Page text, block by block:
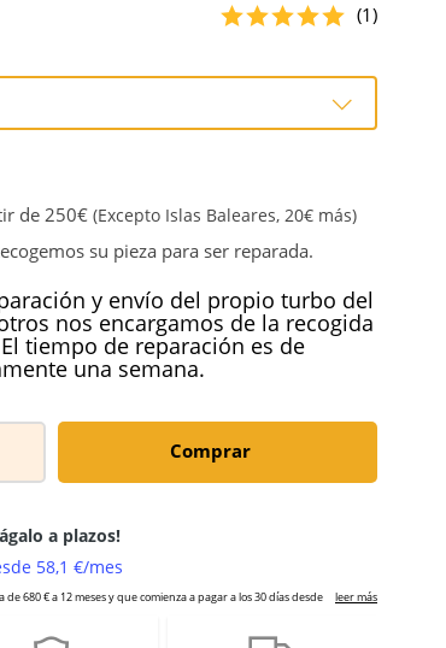
(1)
de 250€ (Excepto Islas Baleares, 20€ más)
su pieza para ser reparada.
y envío del propio turbo del
nos encargamos de la recogida
tiempo de reparación es de
una semana.
Comprar